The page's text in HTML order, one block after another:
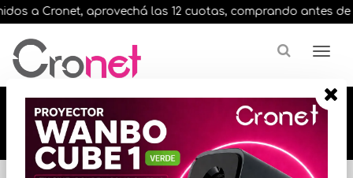
a Cronet, aprovechá las 12 cuotas, comprando antes de
🔥🔥🔥 12 cuotas, en todos nuestros artículos,
comprando antes de las 13 hrs. envíos en el
día 🔥🔥🔥